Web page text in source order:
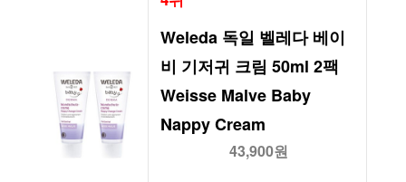
Weleda 독일 벨레다 베이
비 기저귀 크림 50ml 2팩
Weisse Malve Baby
Nappy Cream
43,900원